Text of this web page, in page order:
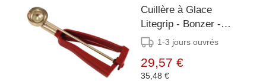
Cuillère à Glace
Litegrip - Bonzer -
Rouge Inox - Taille 40
1-3 jours ouvrés
29,57 €
35,48 €